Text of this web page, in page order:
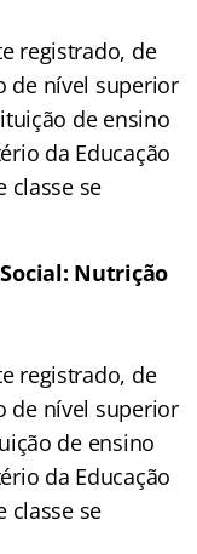
registrado, de
de nível superior
de ensino
da Educação
classe se
Nutrição
registrado, de
de nível superior
de ensino
da Educação
classe se